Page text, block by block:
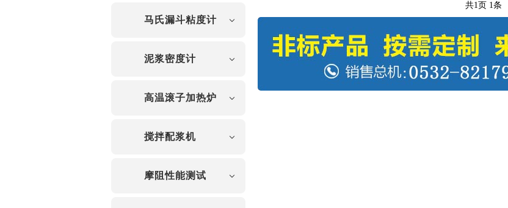
马氏漏斗粘度计
泥浆密度计
高温滚子加热炉
搅拌配浆机
摩阻性能测试
共1页 1条